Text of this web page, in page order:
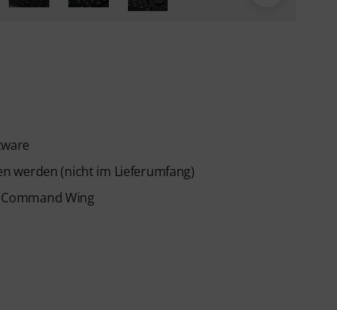
werden (nicht im Lieferumfang)
Wing